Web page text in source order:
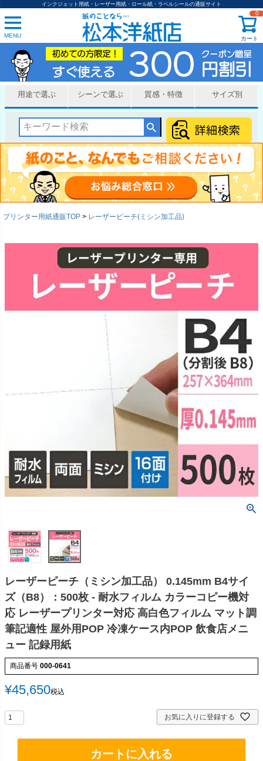
インクジェット用紙・レーザー用紙・ロール紙・ラベルシールの通販サイト
MENU カート
0
用途で選ぶ シーンで選ぶ 質感・特徴 サイズ別
プリンター用紙通販TOP レーザーピーチ(ミシン加工品)
レーザーピーチ（ミシン加工品） 0.145mm B4サイ
ズ（B8）：500枚 - 耐水フィルム カラーコピー機対
応 レーザープリンター対応 高白色フィルム マット調
筆記適性 屋外用POP 冷凍ケース内POP 飲食店メニ
ュー 記録用紙
商品番号 000-0641
¥45,650税込
お気に入りに登録する
カートに入れる